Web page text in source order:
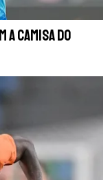
camisa do